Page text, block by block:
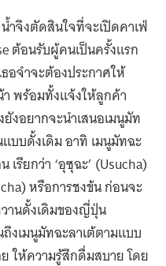
จึงตัดสินใจที่จะเปิดคาเฟ่
ต้อนรับผู้คนเป็นครั้งแรก
อจำจะต้องประกาศให้
พร้อมทั้งแจ้งให้ลูกค้า
งอยากจะนำเสนอเมนูมัท
บบดั้งเดิม อาทิ เมนูมัทฉะ
รียกว่า ‘อุซุฉะ’ (Usucha)
หรือการชงข้น ก่อนจะ
านดั้งเดิมของญี่ปุ่น
งเมนูมัทฉะลาเต้ตามแบบ
ให้ความรู้สึกดื่มสบาย โดย